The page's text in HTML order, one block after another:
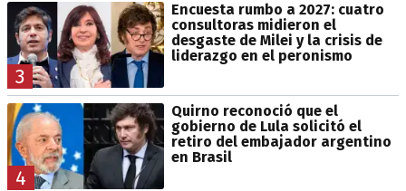
3
Encuesta rumbo a 2027: cuatro
consultoras midieron el
desgaste de Milei y la crisis de
liderazgo en el peronismo
4
Quirno reconoció que el
gobierno de Lula solicitó el
retiro del embajador argentino
en Brasil